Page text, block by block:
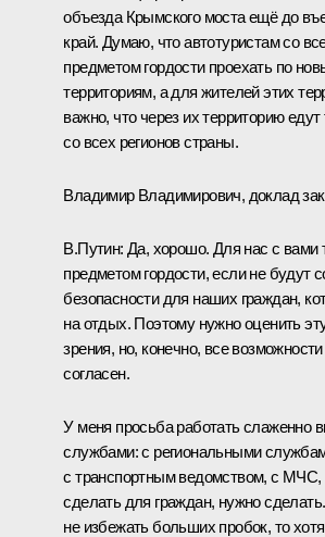
объезда Крымского моста ещё до
край. Думаю, что автотуристам со
предметом гордости проехать по
территориям, а для жителей этих
важно, что через их территорию
со всех регионов страны.
Владимир Владимирович, доклад
В.Путин: Да, хорошо. Для нас с вами
предметом гордости, если не будут
безопасности для наших граждан,
на отдых. Поэтому нужно оценить
зрения, но, конечно, все
согласен.
У меня просьба работать слаженно
службами: с региональными
с транспортным ведомством, с
сделать для граждан, нужно
не избежать больших пробок, то